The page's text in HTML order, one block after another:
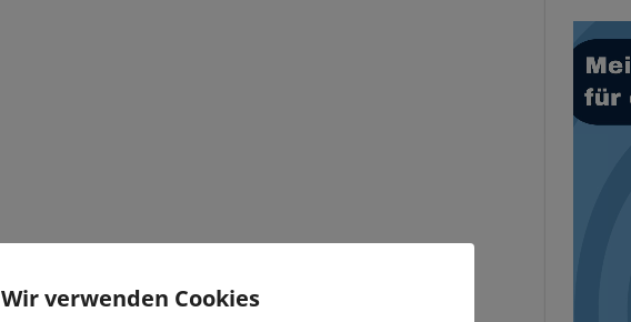
Video-
Player
Wir verwenden Cookies